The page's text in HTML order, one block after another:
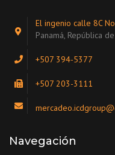
El ingenio calle 8C
Panamá, República
+507 394-5377
+507 203-3111
Navegación